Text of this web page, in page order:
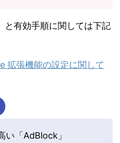
と有効手順に関しては下記
拡張機能の設定に関して
い「AdBlock」